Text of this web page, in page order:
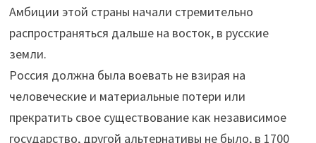
Амбиции этой страны начали стремительно
распространяться дальше на восток, в русские
земли.
Россия должна была воевать не взирая на
человеческие и материальные потери или
прекратить свое существование как независимое
государство, другой альтернативы не было, в 1700